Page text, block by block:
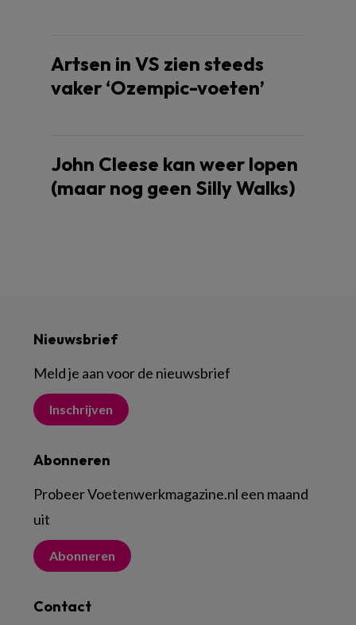
Artsen in VS zien steeds
vaker ‘Ozempic-voeten’
John Cleese kan weer lopen
(maar nog geen Silly Walks)
Nieuwsbrief
Meld je aan voor de nieuwsbrief
Inschrijven
Abonneren
Probeer Voetenwerkmagazine.nl een maand
uit
Abonneren
Contact